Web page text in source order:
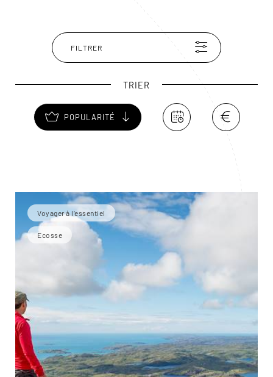
baleines et les dauphins.
FILTRER
TRIER
POPULARITÉ
Voyager à l’essentiel
Ecosse